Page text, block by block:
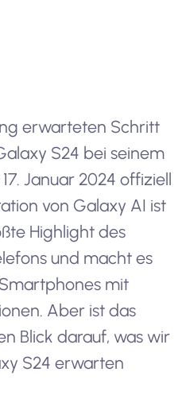
erwarteten Schritt
S24 bei seinem
Januar 2024 offiziell
von Galaxy AI ist
Highlight des
und macht es
mit
Aber ist das
Blick darauf, was wir
S24 erwarten